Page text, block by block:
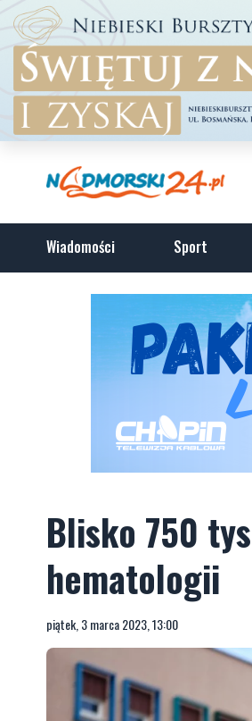
Wiadomości Sport
Blisko 750
hematologii
piątek, 3 marca 2023, 13:00